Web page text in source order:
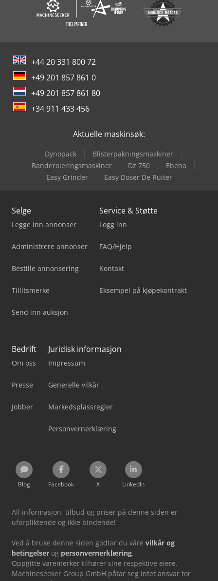
+44 20 331 800 72
+49 201 857 861 0
+49 201 857 861 80
+34 911 433 456
Aktuelle maskinsøk:
Dynopack
Blisterpakningsmaskiner
Banderoleringsmaskiner
Dz 750
Ebeha
Easy Grinder
Easy Doser De Ruiter
Selge
Legge inn annonser
Administrere annonser
Bestille annonsering
Tillitsmerke
Send inn auksjon
Service & Støtte
Logg inn
FAQ/Hjelp
Kontakt
Eksempel på kjøpekontrakt
Bedrift
Om oss
Presse
Jobber
Juridisk informasjon
Impressum
Generelle vilkår
Markedsplassregler
Personvernerklæring
Blog Facebook X LinkedIn
All informasjon, tilbud og priser på denne siden er
uforpliktende og ikke bindende!
Ved å bruke denne siden godtar du våre vilkår og
betingelser og personvernerklæring.
Oppgitte varemerker tilhører sine respektive eiere.
Machineseeker Group GmbH påtar seg intet ansvar for